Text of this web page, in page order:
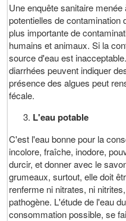
Une enquête sanitaire
potentielles de contamination
plus importante de
humains et animaux. Si la
source d'eau est
diarrhées peuvent indiquer
présence des algues peut
fécale.
L'eau potable
C'est l'eau bonne pour la
incolore, fraîche, inodore,
durcir, et donner avec le
grumeaux, surtout, elle doit
renferme ni nitrates, ni
pathogène. L'étude de l'eau
consommation possible, se